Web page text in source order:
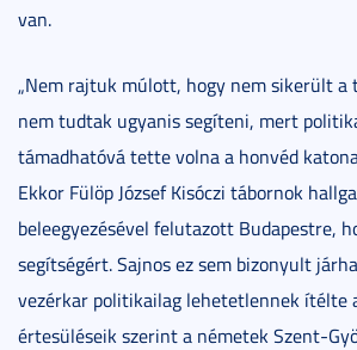
van.
„Nem rajtuk múlott, hogy nem sikerült a
nem tudtak ugyanis segíteni, mert
támadhatóvá tette volna a honvéd
Ekkor Fülöp József Kisóczi tábornok
beleegyezésével felutazott Budapestre,
segítségért. Sajnos ez sem bizonyult
vezérkar politikailag lehetetlennek ítélte
értesüléseik szerint a németek Szent-